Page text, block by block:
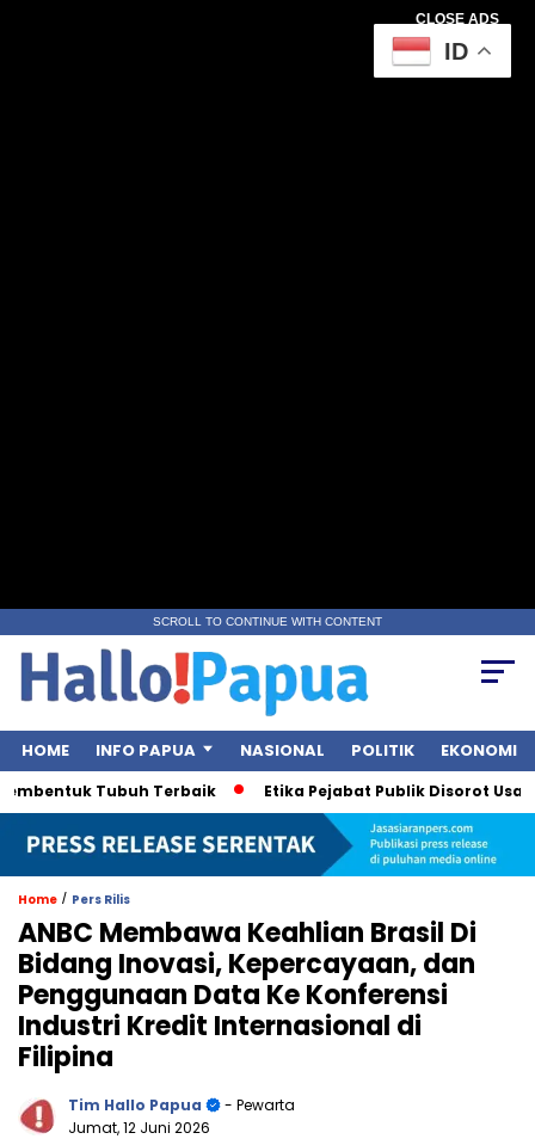
CLOSE ADS
SCROLL TO CONTINUE WITH CONTENT
HOME INFO PAPUA NASIONAL POLITIK EKONOMI
Tubuh Terbaik Etika Pejabat Publik Disorot Usai
Home / Pers Rilis
ANBC Membawa Keahlian Brasil Di
Bidang Inovasi, Kepercayaan, dan
Penggunaan Data Ke Konferensi
Industri Kredit Internasional di
Filipina
Tim Hallo Papua
- Pewarta
Jumat, 12 Juni 2026
ID